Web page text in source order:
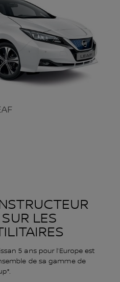
LES
5 ans pour l’Europe est
de sa gamme de